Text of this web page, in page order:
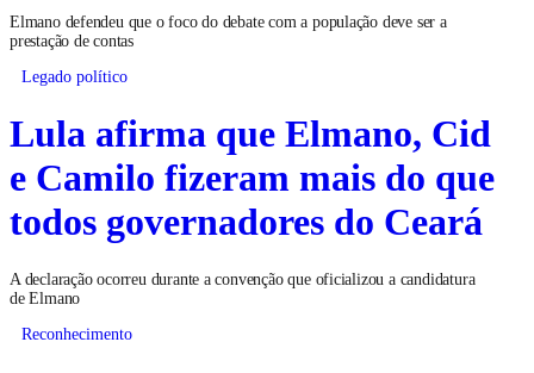
Elmano defendeu que o foco do debate com a população deve ser a
prestação de contas
Legado político
Lula afirma que Elmano, Cid
e Camilo fizeram mais do que
todos governadores do Ceará
A declaração ocorreu durante a convenção que oficializou a candidatura
de Elmano
Reconhecimento